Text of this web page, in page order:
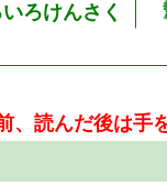
ろけんさく
、読んだ後は手